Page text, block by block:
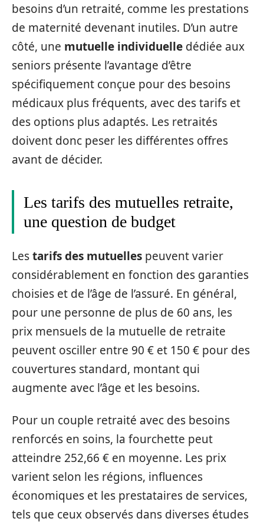
besoins d’un retraité, comme les prestations
de maternité devenant inutiles. D’un autre
côté, une mutuelle individuelle dédiée aux
seniors présente l’avantage d’être
spécifiquement conçue pour des besoins
médicaux plus fréquents, avec des tarifs et
des options plus adaptés. Les retraités
doivent donc peser les différentes offres
avant de décider.
Les tarifs des mutuelles retraite,
une question de budget
Lestarifs des mutuelles peuvent varier
considérablement en fonction des garanties
choisies et de l’âge de l’assuré. En général,
pour une personne de plus de 60 ans, les
prix mensuels de la mutuelle de retraite
peuvent osciller entre 90 € et 150 € pour des
couvertures standard, montant qui
augmente avec l’âge et les besoins.
Pour un couple retraité avec des besoins
renforcés en soins, la fourchette peut
atteindre 252,66 € en moyenne. Les prix
varient selon les régions, influences
économiques et les prestataires de services,
tels que ceux observés dans diverses études